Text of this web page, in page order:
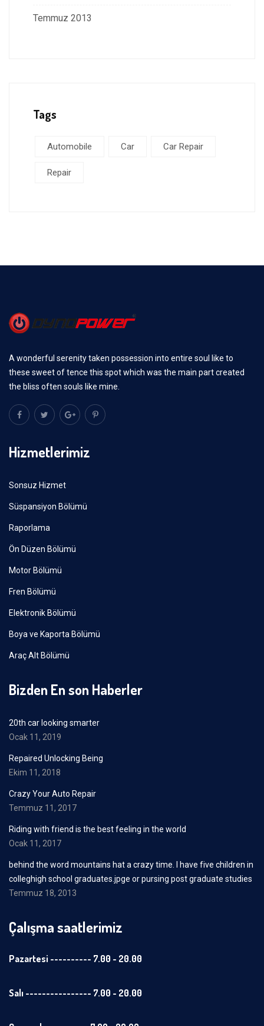
Temmuz 2013
Tags
Automobile Car Car Repair
Repair
A wonderful serenity taken possession into entire soul like to
these sweet of tence this spot which was the main part created
the bliss often souls like mine.
Hizmetlerimiz
Sonsuz Hizmet
Süspansiyon Bölümü
Raporlama
Ön Düzen Bölümü
Motor Bölümü
Fren Bölümü
Elektronik Bölümü
Boya ve Kaporta Bölümü
Araç Alt Bölümü
Bizden En son Haberler
20th car looking smarter
Ocak 11, 2019
Repaired Unlocking Being
Ekim 11, 2018
Crazy Your Auto Repair
Temmuz 11, 2017
Riding with friend is the best feeling in the world
Ocak 11, 2017
behind the word mountains hat a crazy time. I have five children in
colleghigh school graduates.jpge or pursing post graduate studies
Temmuz 18, 2013
Çalışma saatlerimiz
Pazartesi ---------- 7.00 - 20.00
Salı ---------------- 7.00 - 20.00